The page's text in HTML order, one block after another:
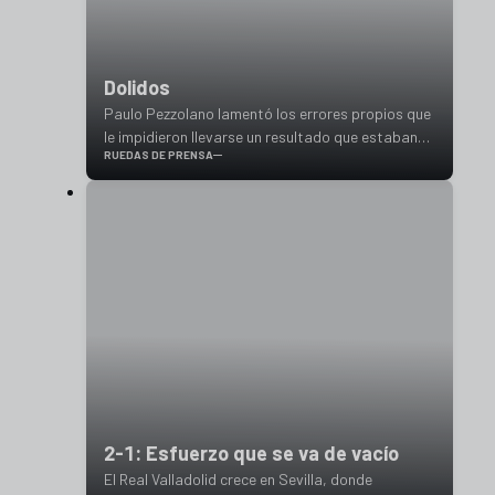
Dolidos
Paulo Pezzolano lamentó los errores propios que
le impidieron llevarse un resultado que estaban
convencidos de conseguir en Sevilla
RUEDAS DE PRENSA
2-1: Esfuerzo que se va de vacío
El Real Valladolid crece en Sevilla, donde